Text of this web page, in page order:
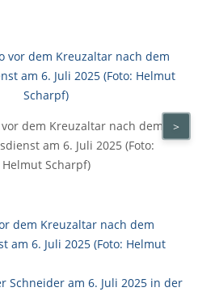
dem Kreuzaltar nach dem
am 6. Juli 2025 (Foto:
Helmut Scharpf)
>